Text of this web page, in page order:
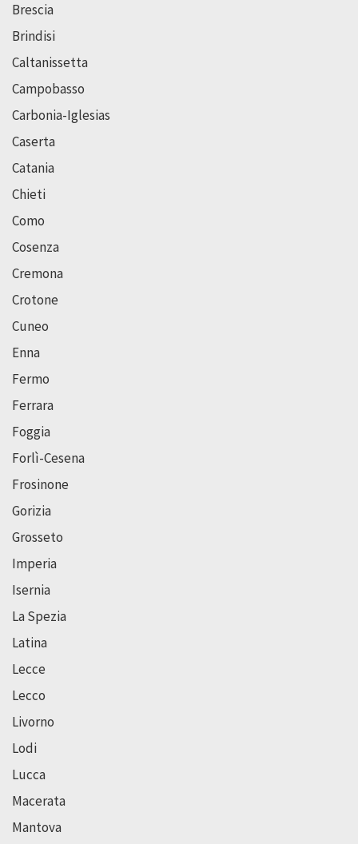
Brescia
Brindisi
Caltanissetta
Campobasso
Carbonia-Iglesias
Caserta
Catania
Chieti
Como
Cosenza
Cremona
Crotone
Cuneo
Enna
Fermo
Ferrara
Foggia
Forlì-Cesena
Frosinone
Gorizia
Grosseto
Imperia
Isernia
La Spezia
Latina
Lecce
Lecco
Livorno
Lodi
Lucca
Macerata
Mantova